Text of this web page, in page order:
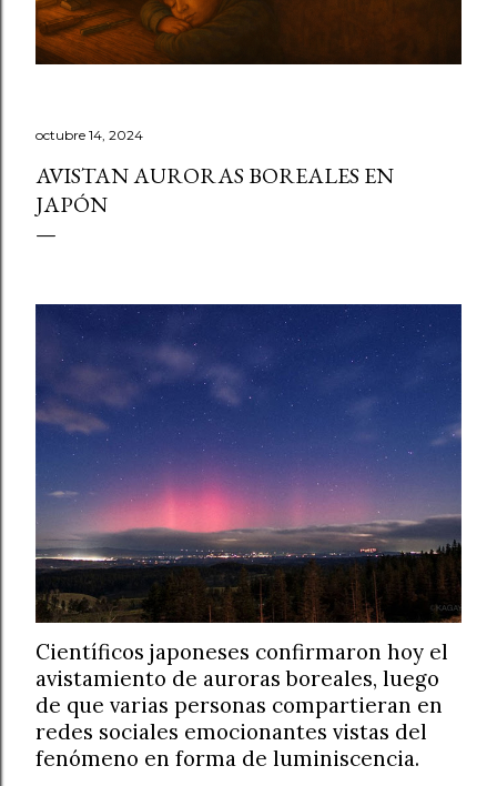
octubre 14, 2024
AVISTAN AURORAS BOREALES EN
JAPÓN
Científicos japoneses confirmaron hoy el
avistamiento de auroras boreales, luego
de que varias personas compartieran en
redes sociales emocionantes vistas del
fenómeno en forma de luminiscencia.